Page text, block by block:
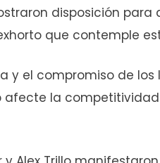
disposición
que contemple
y el compromiso de
afecte la